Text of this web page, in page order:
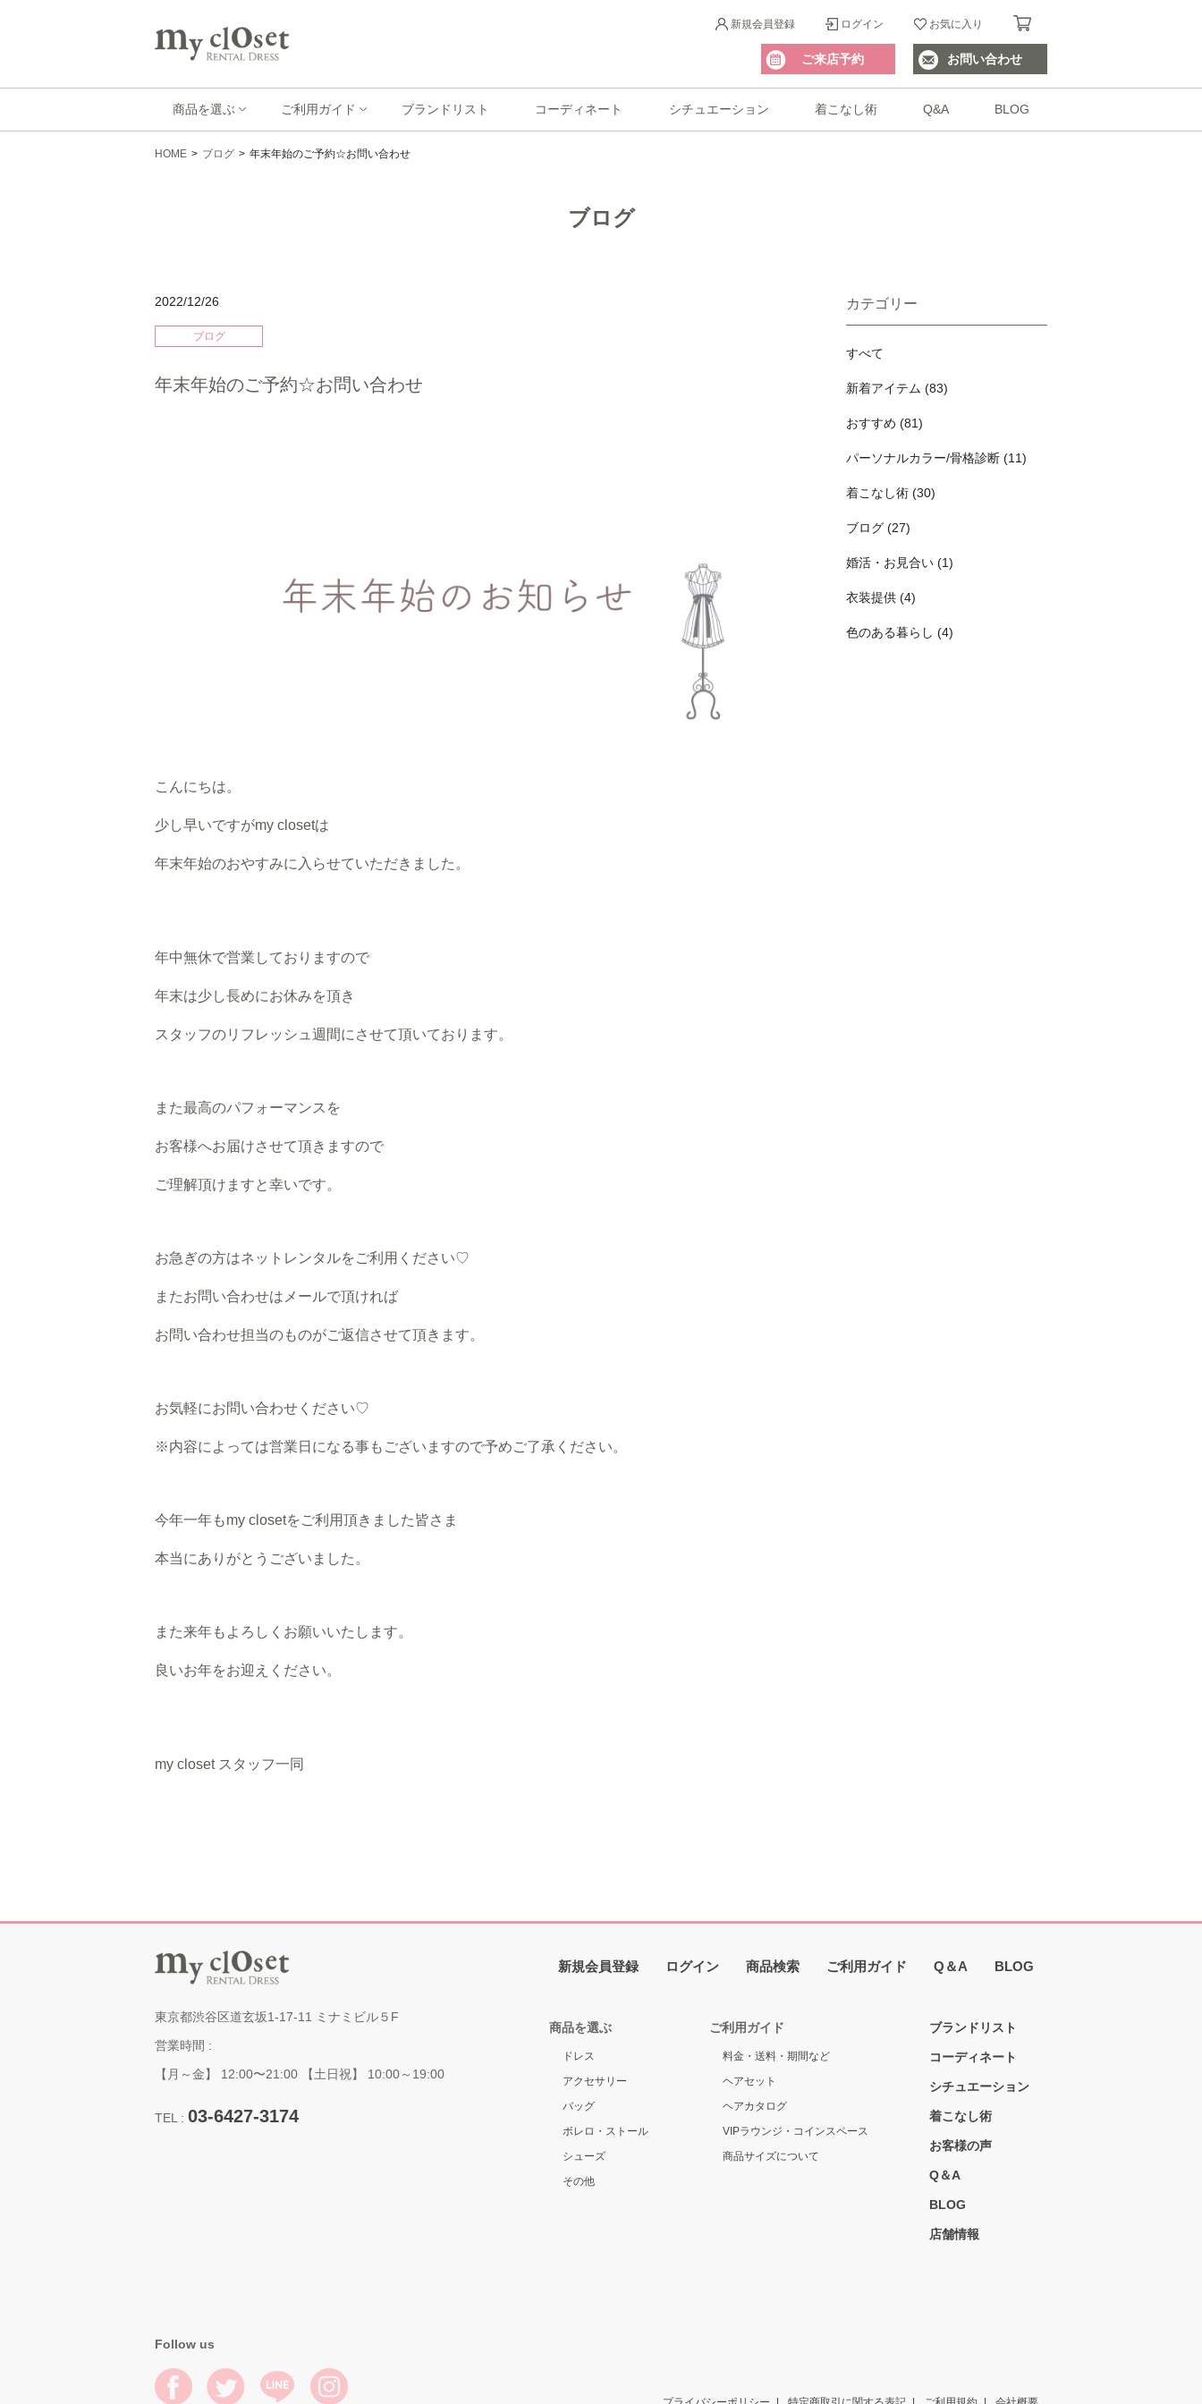
新規会員登録 ログイン お気に入り
ご来店予約 お問い合わせ
商品を選ぶ ご利用ガイド ブランドリスト コーディネート シチュエーション 着こなし術 Q&A BLOG
HOME > ブログ > 年末年始のご予約☆お問い合わせ
ブログ
2022/12/26
ブログ
年末年始のご予約☆お問い合わせ
こんにちは。
少し早いですがmy closetは
年末年始のおやすみに入らせていただきました。
年中無休で営業しておりますので
年末は少し長めにお休みを頂き
スタッフのリフレッシュ週間にさせて頂いております。
また最高のパフォーマンスを
お客様へお届けさせて頂きますので
ご理解頂けますと幸いです。
お急ぎの方はネットレンタルをご利用ください♡
またお問い合わせはメールで頂ければ
お問い合わせ担当のものがご返信させて頂きます。
お気軽にお問い合わせください♡
※内容によっては営業日になる事もございますので予めご了承ください。
今年一年もmy closetをご利用頂きました皆さま
本当にありがとうございました。
また来年もよろしくお願いいたします。
良いお年をお迎えください。
my closet スタッフ一同
カテゴリー
すべて
新着アイテム (83)
おすすめ (81)
パーソナルカラー/骨格診断 (11)
着こなし術 (30)
ブログ (27)
婚活・お見合い (1)
衣装提供 (4)
色のある暮らし (4)
東京都渋谷区道玄坂1-17-11 ミナミビル５F
営業時間 :
【月～金】 12:00〜21:00 【土日祝】 10:00～19:00
TEL : 03-6427-3174
新規会員登録 ログイン 商品検索 ご利用ガイド Q＆A BLOG
商品を選ぶ
ドレス
アクセサリー
バッグ
ボレロ・ストール
シューズ
その他
ご利用ガイド
料金・送料・期間など
ヘアセット
ヘアカタログ
VIPラウンジ・コインスペース
商品サイズについて
ブランドリスト
コーディネート
シチュエーション
着こなし術
お客様の声
Q＆A
BLOG
店舗情報
Follow us